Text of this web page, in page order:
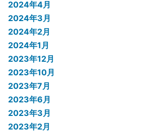
2024年4月
2024年3月
2024年2月
2024年1月
2023年12月
2023年10月
2023年7月
2023年6月
2023年3月
2023年2月